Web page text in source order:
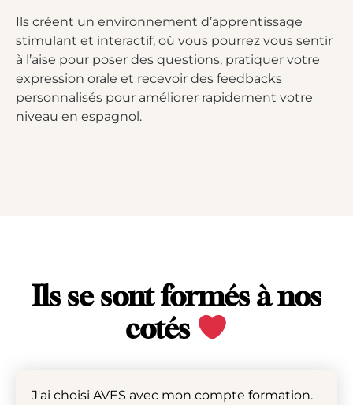
Ils créent un environnement d’apprentissage
stimulant et interactif, où vous pourrez vous sentir
à l’aise pour poser des questions, pratiquer votre
expression orale et recevoir des feedbacks
personnalisés pour améliorer rapidement votre
niveau en espagnol.
Ils se sont formés à nos
cotés
J'ai choisi AVES avec mon compte formation.